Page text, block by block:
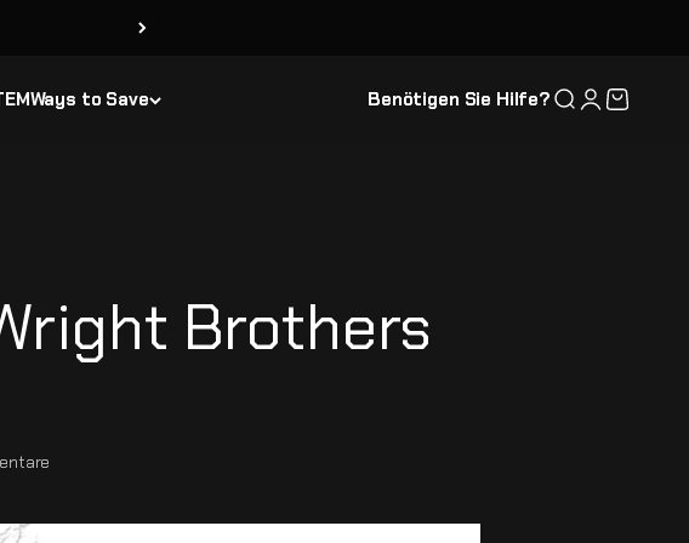
Ways to Save Benötigen Sie Hilfe? SucheAnmelden
Warenkorb
Brothers